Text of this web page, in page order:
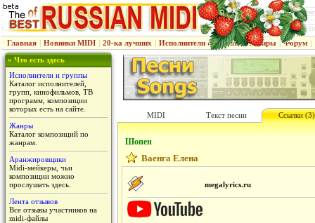
Главная | Новинки MIDI | 20-ка лучших | Исполнители & группы | Жанры | Форум |
» Что есть здесь
Исполнители и группы
Каталог исполнителей,
групп, кинофильмов, ТВ
программ, композиции
которых есть на сайте.
Жанры
Каталог композиций по
жанрам.
Аранжировщики
Midi-мейкеры, чьи
композиции можно
прослушать здесь.
Лента отзывов
Все отзывы участников на
midi-файлы
MIDI Текст песни Ссылки (3)
Шопен
Ваенга Елена
megalyrics.ru